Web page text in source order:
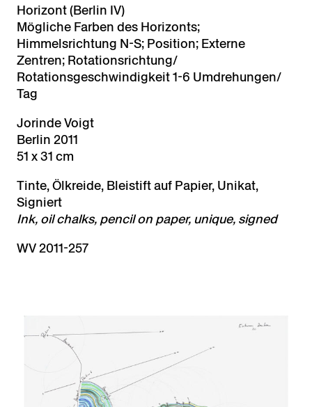
Horizont (Berlin IV)
Mögliche Farben des Horizonts;
Himmelsrichtung N-S; Position; Externe
Zentren; Rotationsrichtung/
Rotationsgeschwindigkeit 1-6 Umdrehungen/
Tag
Jorinde Voigt
Berlin 2011
51 x 31 cm
Tinte, Ölkreide, Bleistift auf Papier, Unikat,
Signiert
Ink, oil chalks, pencil on paper, unique, signed
WV 2011-257